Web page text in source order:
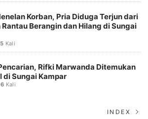
Korban, Pria Diduga Terjun dari
Berangin dan Hilang di Sungai
Kali
Rifki Marwanda Ditemukan
di Sungai Kampar
Kali
INDEX